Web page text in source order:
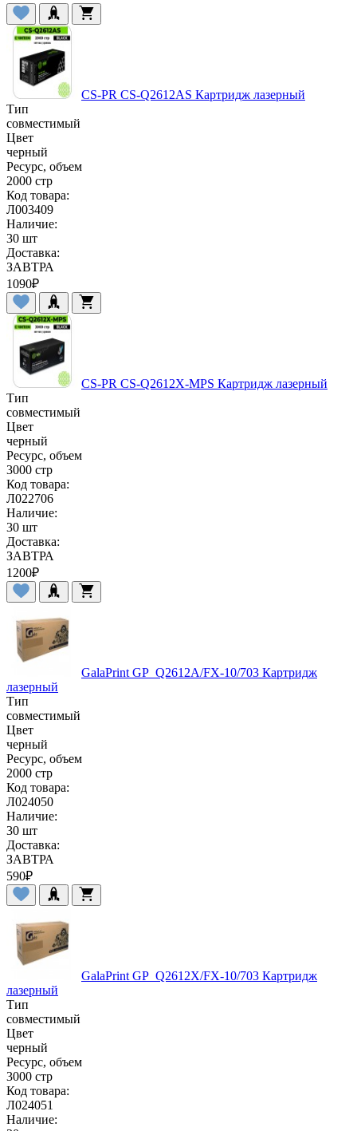
CS-PR CS-Q2612AS Картридж лазерный
Тип
совместимый
Цвет
черный
Ресурс, объем
2000 стр
Код товара:
Л003409
Наличие:
30 шт
Доставка:
ЗАВТРА
1090₽
CS-PR CS-Q2612X-MPS Картридж лазерный
Тип
совместимый
Цвет
черный
Ресурс, объем
3000 стр
Код товара:
Л022706
Наличие:
30 шт
Доставка:
ЗАВТРА
1200₽
GalaPrint GP_Q2612A/FX-10/703 Картридж
лазерный
Тип
совместимый
Цвет
черный
Ресурс, объем
2000 стр
Код товара:
Л024050
Наличие:
30 шт
Доставка:
ЗАВТРА
590₽
GalaPrint GP_Q2612X/FX-10/703 Картридж
лазерный
Тип
совместимый
Цвет
черный
Ресурс, объем
3000 стр
Код товара:
Л024051
Наличие: